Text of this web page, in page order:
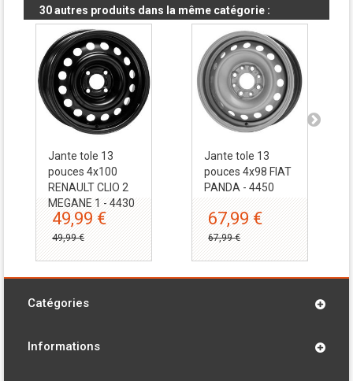
30 autres produits dans la même catégorie :
Jante tole 13
pouces 4x100
RENAULT CLIO 2
MEGANE 1 - 4430
49,99 €
49,99 €
Jante tole 13
pouces 4x98 FIAT
PANDA - 4450
67,99 €
67,99 €
Catégories
Informations